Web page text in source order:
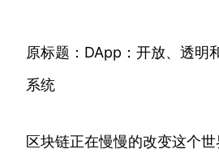
原标题：DApp：开放、透明
系统
区块链正在慢慢的改变这个